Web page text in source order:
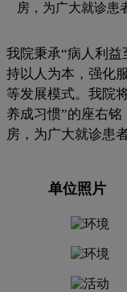
房，为广大就诊患
我院秉承“病人利
持以人为本，强化
等发展模式。我院
养成习惯”的座右
房，为广大就诊患
单位照片